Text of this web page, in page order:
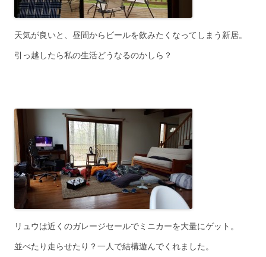
天気が良いと、昼間からビールを飲みたくなってしまう新居。
引っ越したら私の生活どうなるのかしら？
リュウは近くのガレージセールでミニカーを大量にゲット。
並べたり走らせたり？一人で結構遊んでくれました。